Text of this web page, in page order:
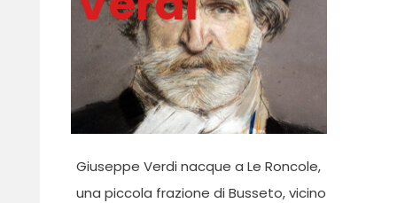
Giuseppe Verdi nacque a Le Roncole,
una piccola frazione di Busseto, vicino